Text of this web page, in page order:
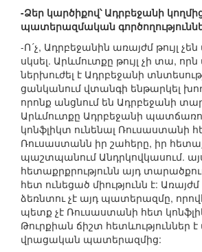
-Ձեր կարծիքով՝ Ադրբեջանի
պատերազմական
-Ո´չ, Ադրբեջանին առայժմ թույլ
սկսել. Արևմուտքը թույլ չի տա,
ներխուժել է Ադրբեջանի
ցանկանում վտանգի ենթարկել
որոնք անցնում են Ադրբեջանի
Արևմուտքը Ադրբեջանի
կոնֆլիկտ ունենալ Ռուսաստանի
Ռուսաստանն իր շահերը, իր
պաշտպանում Անդրկովկասում.
հետաքրքրությունն այդ
հետ ունեցած միությունն է: Առայժմ
ձեռնտու չէ այդ պատերազմը,
պետք չէ Ռուսաստանի հետ
Թուրքիան ճիշտ հետևություններ է
վրացական պատերազմից: